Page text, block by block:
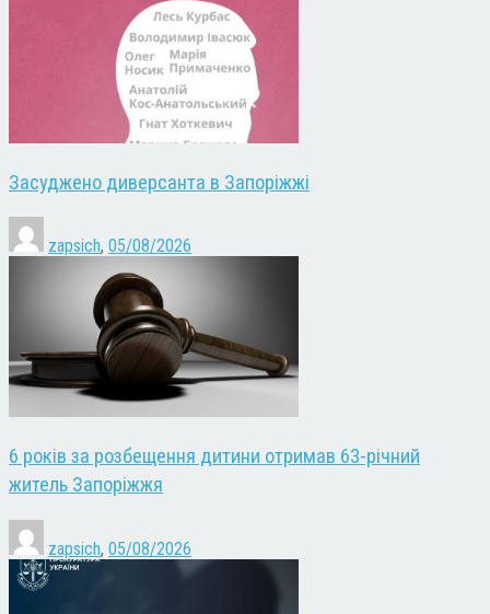
Засуджено диверсанта в Запоріжжі
zapsich, 05/08/2026
6 років за розбещення дитини отримав 63-річний
житель Запоріжжя
zapsich, 05/08/2026